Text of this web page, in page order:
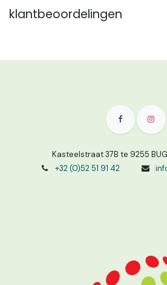
klantbeoordelingen
Kasteelstraat 37B te 9255
+32 (0)52 51 91 42